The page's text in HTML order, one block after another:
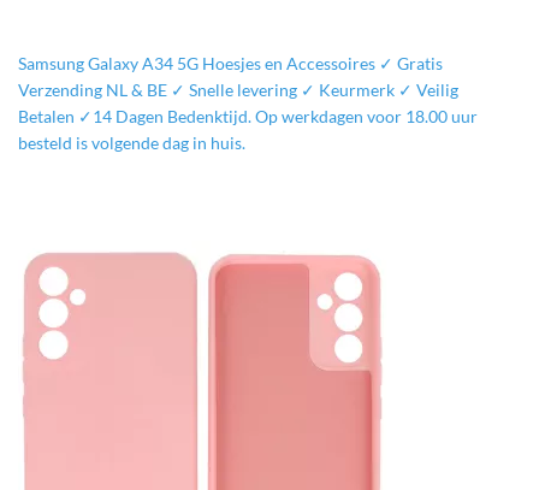
Filter
Samsung Galaxy A34 5G Hoesjes en Accessoires ✓ Gratis
Verzending NL & BE ✓ Snelle levering ✓ Keurmerk ✓ Veilig
Betalen ✓14 Dagen Bedenktijd. Op werkdagen voor 18.00 uur
besteld is volgende dag in huis.